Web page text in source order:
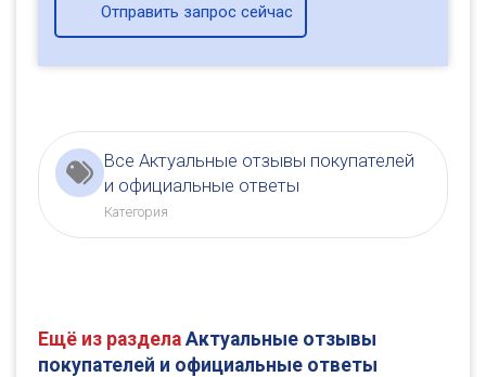
Отправить запрос сейчас
Все Актуальные отзывы покупателей
и официальные ответы
Категория
Ещё из раздела Актуальные отзывы
покупателей и официальные ответы